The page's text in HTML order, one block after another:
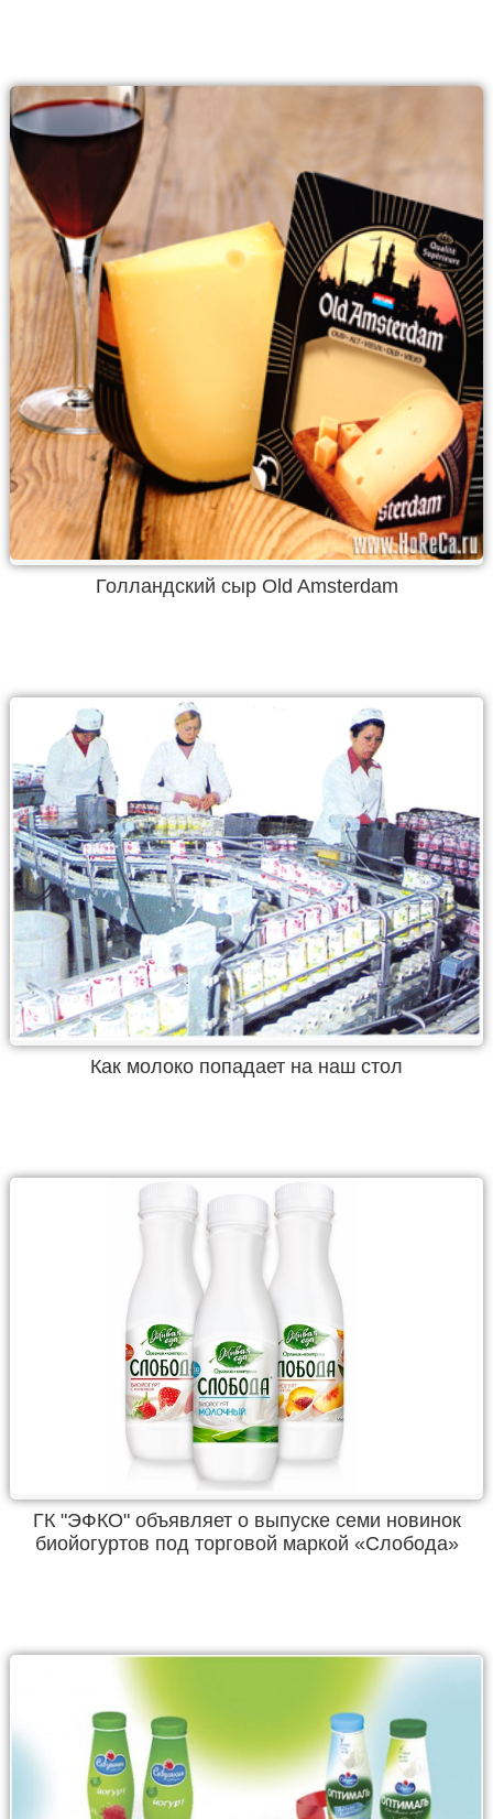
Голландский сыр Old Amsterdam
Как молоко попадает на наш стол
ГК "ЭФКО" объявляет о выпуске семи новинок
биойогуртов под торговой маркой «Слобода»